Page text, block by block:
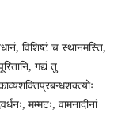
विशिष्टं च स्थानमस्ति,
गद्यं तु
मम्मटः, वामनादीनां